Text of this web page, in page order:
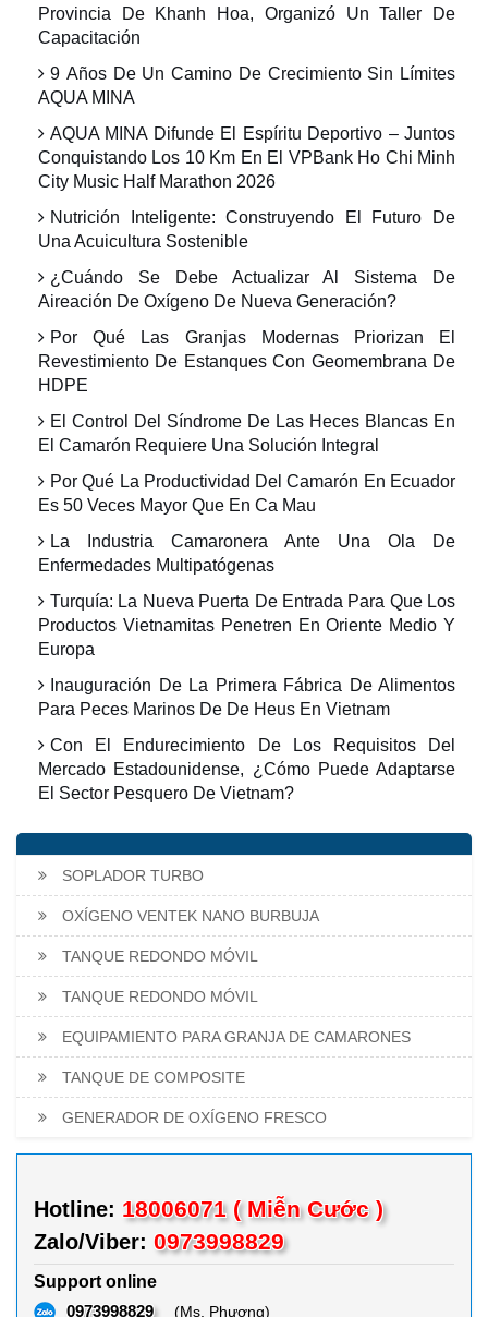
Provincia De Khanh Hoa, Organizó Un Taller De
Capacitación
9 Años De Un Camino De Crecimiento Sin Límites
AQUA MINA
AQUA MINA Difunde El Espíritu Deportivo – Juntos
Conquistando Los 10 Km En El VPBank Ho Chi Minh
City Music Half Marathon 2026
Nutrición Inteligente: Construyendo El Futuro De
Una Acuicultura Sostenible
¿Cuándo Se Debe Actualizar Al Sistema De
Aireación De Oxígeno De Nueva Generación?
Por Qué Las Granjas Modernas Priorizan El
Revestimiento De Estanques Con Geomembrana De
HDPE
El Control Del Síndrome De Las Heces Blancas En
El Camarón Requiere Una Solución Integral
Por Qué La Productividad Del Camarón En Ecuador
Es 50 Veces Mayor Que En Ca Mau
La Industria Camaronera Ante Una Ola De
Enfermedades Multipatógenas
Turquía: La Nueva Puerta De Entrada Para Que Los
Productos Vietnamitas Penetren En Oriente Medio Y
Europa
Inauguración De La Primera Fábrica De Alimentos
Para Peces Marinos De De Heus En Vietnam
Con El Endurecimiento De Los Requisitos Del
Mercado Estadounidense, ¿Cómo Puede Adaptarse
El Sector Pesquero De Vietnam?
SOPLADOR TURBO
OXÍGENO VENTEK NANO BURBUJA
TANQUE REDONDO MÓVIL
TANQUE REDONDO MÓVIL
EQUIPAMIENTO PARA GRANJA DE CAMARONES
TANQUE DE COMPOSITE
GENERADOR DE OXÍGENO FRESCO
Hotline: 18006071 ( Miễn Cước )
Zalo/Viber: 0973998829
Support online
0973998829
(Ms. Phượng)